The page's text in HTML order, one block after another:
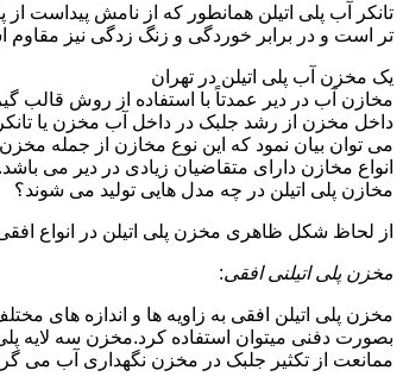
تانکر آب پلی اتیلن همانطور که از نامش پیداست
تر است و در برابر خوردگی و زنگ زدگی نیز
یک مخزن آب پلی اتیلن در تهران
مخازن آب در دیر عمدتاً با استفاده از روش قالب
داخل مخزن از رشد جلبک در داخل آب مخزن یا
می توان بیان نمود که این نوع مخازن از جمله
انواع مخازن دارای متقاضیان زیادی در دیر می باشد.
مخازن پلی اتیلن در چه مدل هایی تولید می شوند؟
از لحاظ شکل ظاهری مخزن پلی اتیلن در انواع
مخزن پلی اتیلنی افقی:
مخزن پلی اتیلن افقی به زاویه ها و اندازه های
بصورت دفنی میتوان استفاده کرد.مخزن سه لایه
ممانعت از تکثیر جلبک در مخزن نگهداری آب می